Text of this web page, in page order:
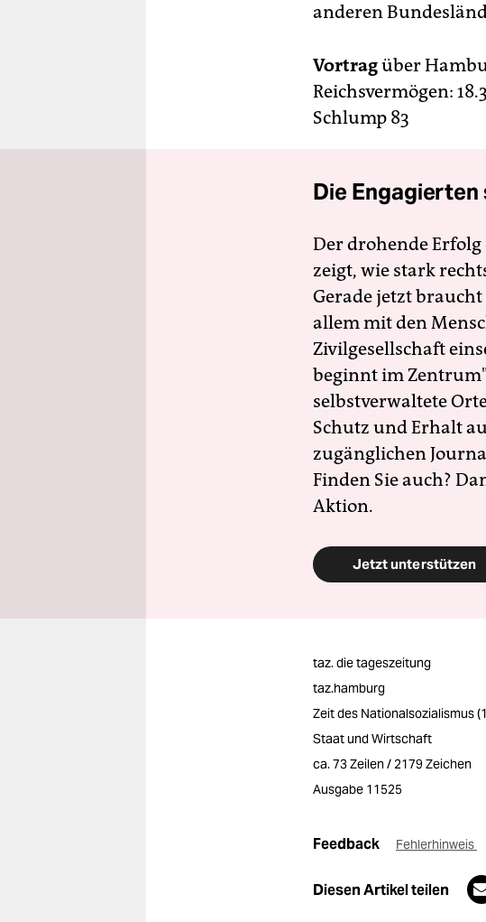
anderen
Vortragüber
Reichsvermögen:
Schlump 83
Die
Der drohende
zeigt, wie stark
Gerade jetzt
allem mit den
Zivilgesellschaft
beginnt im
selbstverwaltete
Schutz und Erhalt
zugänglichen
Finden Sie auch?
Aktion.
Jetzt unterstützen
taz. die tageszeitung
taz.hamburg
Zeit des Nationalsozialismus
Staat und Wirtschaft
ca. 73 Zeilen / 2179 Zeichen
Ausgabe 11525
Feedback Fehlerhinweis
Diesen Artikel teilen